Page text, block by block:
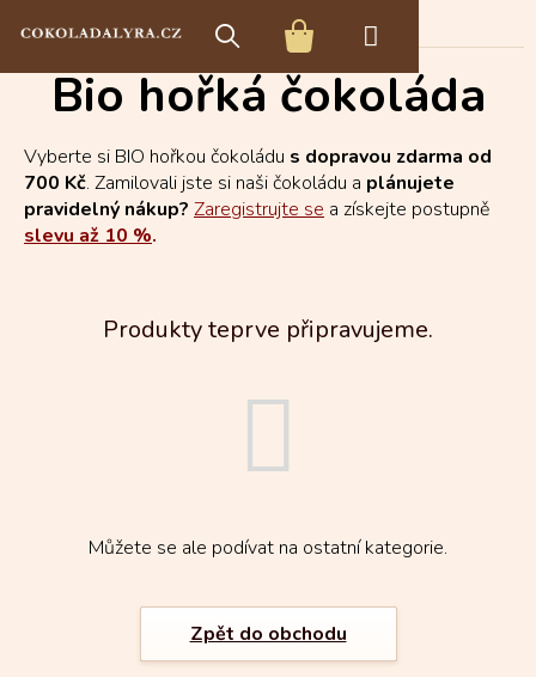
NÁKUPNÍ
KOŠÍK
BIO čokoláda Bio hořká čokoláda
Bio hořká čokoláda
Vyberte si BIO hořkou čokoládu s dopravou zdarma od
700 Kč. Zamilovali jste si naši čokoládu a plánujete
pravidelný nákup? Zaregistrujte se a získejte postupně
slevu až 10 %.
Produkty teprve připravujeme.
Můžete se ale podívat na ostatní kategorie.
Zpět do obchodu